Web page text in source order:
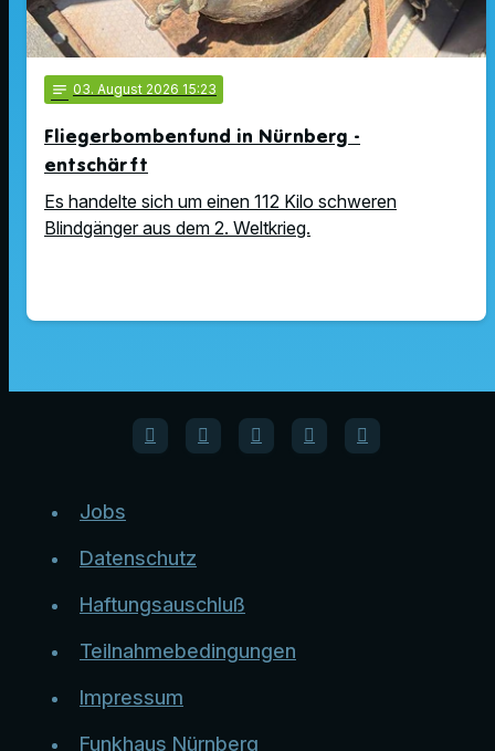
notes 03. August 2026 15:23
Fliegerbombenfund in Nürnberg -
entschärft
Es handelte sich um einen 112 Kilo schweren
Blindgänger aus dem 2. Weltkrieg.
Jobs
Datenschutz
Haftungsauschluß
Teilnahmebedingungen
Impressum
Funkhaus Nürnberg